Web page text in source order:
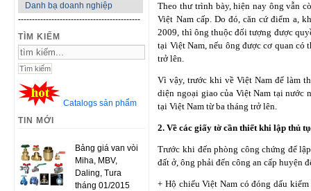
Danh bạ doanh nghiệp
--------------------------------------------
TÌM KIẾM
Catalogs sản phẩm
TIN MỚI
Bảng giá van vòi
Miha, MBV,
Daling, Tura
tháng 01/2015
Theo thư trình bày, hiện nay ông vẫn
Việt Nam cấp. Do đó, căn cứ điểm a,
2009, thì ông thuộc đối tượng được
tại Việt Nam, nếu ông được cơ quan có
trở lên.
Vì vậy, trước khi về Việt Nam để làm
diện ngoại giao của Việt Nam tại nước
tại Việt Nam từ ba tháng trở lên.
2. Về các giấy tờ cần thiết khi lập thủ
Trước khi đến phòng công chứng để
đất ở, ông phải đến công an cấp huyện
+ Hộ chiếu Việt Nam có đóng dấu